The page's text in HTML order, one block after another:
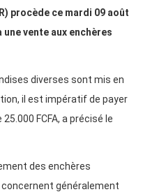
procède ce mardi 09 août
vente aux enchères
diverses sont mis en
il est impératif de payer
FCFA, a précisé le
des enchères
généralement